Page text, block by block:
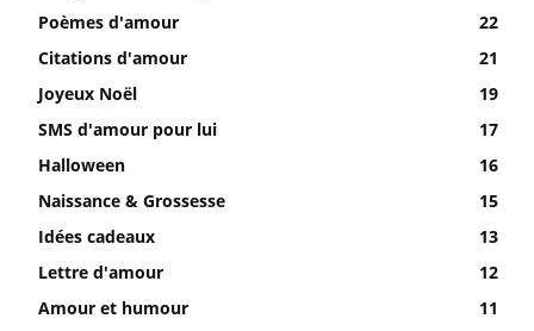
Poèmes d'amour
22
Citations d'amour
21
Joyeux Noël
19
SMS d'amour pour lui
17
Halloween
16
Naissance & Grossesse
15
Idées cadeaux
13
Lettre d'amour
12
Amour et humour
11